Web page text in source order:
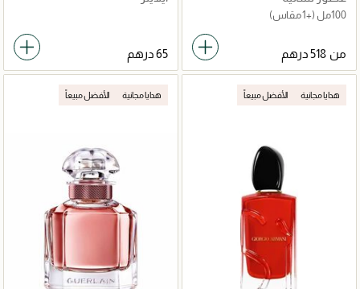
100مل (+1 مقاس)
من
هدايا مجانية الأفضل مبيعاً هدايا مجانية الأفضل مبيعاً